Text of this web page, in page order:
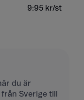
9:95 kr/st
du är
Sverige till